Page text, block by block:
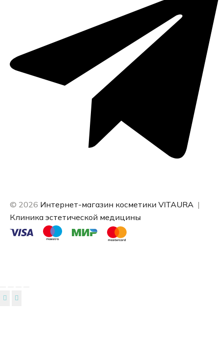
© 2026 Интернет-магазин косметики VITAURA |
Клиника эстетической медицины